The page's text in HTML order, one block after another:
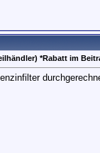
*Rabatt im